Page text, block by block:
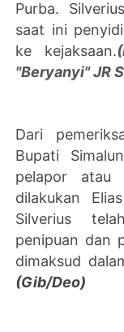
Purba.
saat ini
ke kejaksaan.
"Beryanyi" JR
Dari
Bupati
pelapor atau
dilakukan
Silverius
penipuan dan
dimaksud
(Gib/Deo)